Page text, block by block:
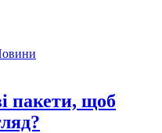
пакети, щоб